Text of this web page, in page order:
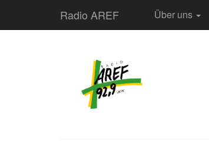
Radio AREF Über uns